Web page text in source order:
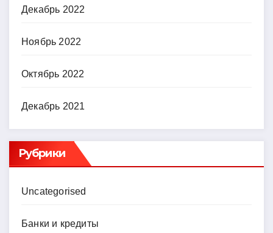
Декабрь 2022
Ноябрь 2022
Октябрь 2022
Декабрь 2021
Рубрики
Uncategorised
Банки и кредиты